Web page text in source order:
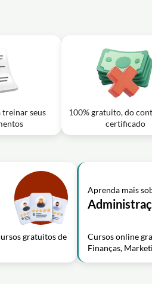
treinar seus
100% gratuito, do
certificado
gratuitos de
Aprenda mais
Cursos online
Finanças,